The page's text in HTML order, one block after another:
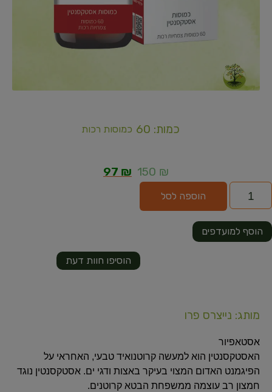
כמות: 60 כמוסות רכות
150 ₪
97 ₪
הוספה לסל
הוסיפו חוות דעת
הוסף למועדפים
מותג: נייצרס פרו
אסטאפיור
האסטקסנטין הוא למעשה קרוטנואיד טבעי, האחראי על
הפיגמנט האדום המצוי בעיקר באצות ודגי ים. אסטקסנטין נוגד
חמצון רב עוצמה ממשפחת הבטא קרוטנים.